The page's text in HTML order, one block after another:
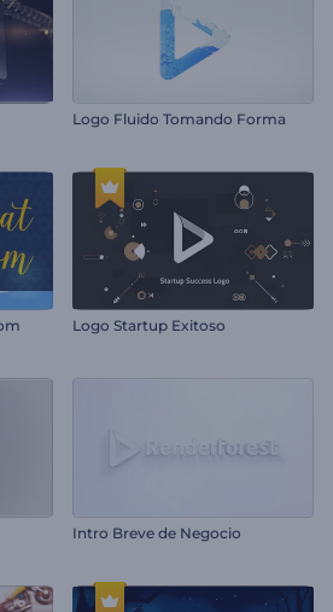
Logo Fluido Tomando Forma
Logo Startup Exitoso
Intro Breve de Negocio